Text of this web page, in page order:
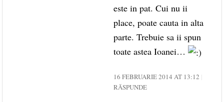
este in pat. Cui nu ii
place, poate cauta in alta
parte. Trebuie sa ii spun
toate astea Ioanei…
16 FEBRUARIE 2014 AT 13:12
RĂSPUNDE